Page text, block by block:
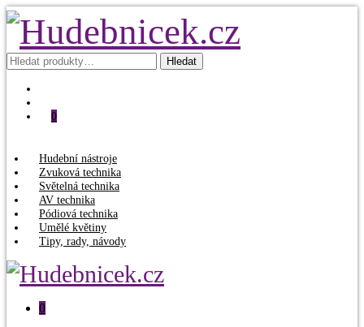
Hledat: Hledat
0
Hudební nástroje
Zvuková technika
Světelná technika
AV technika
Pódiová technika
Umělé květiny
Tipy, rady, návody
0